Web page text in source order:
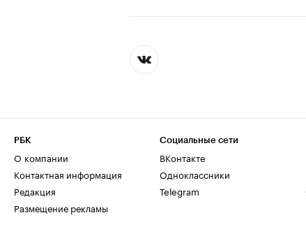
РБК
О компании
Контактная информация
Редакция
Размещение рекламы
Социальные сети
ВКонтакте
Одноклассники
Telegram